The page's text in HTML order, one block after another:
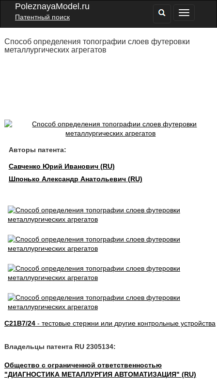
PoleznayaModel.ru
Патентный поиск
Способ определения топографии слоев футеровки
металлургических агрегатов
Авторы патента:
Савченко Юрий Иванович (RU)
Шпонько Александр Анатольевич (RU)
C21B7/24- тестовые стержни или другие контрольные устройства
Владельцы патента RU 2305134:
Общество с ограниченной ответственностью
"ДИАГНОСТИКА МЕТАЛЛУРГИЯ АВТОМАТИЗАЦИЯ" (RU)